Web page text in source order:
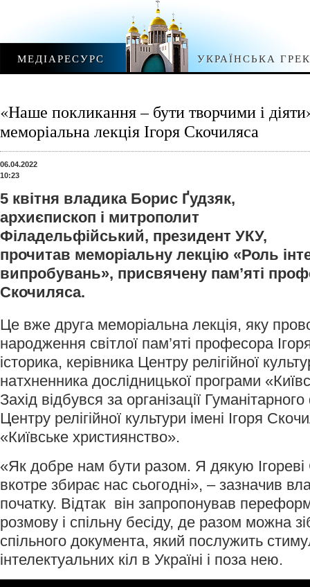
МЕДІАРЕСУРС УКРАЇНСЬКА
«Наше покликання – бути творчими і
меморіальна лекція Ігоря Скочиляса
06.04.2022
10:23
5 квітня владика Борис Ґудзяк,
архиєпископ і митрополит
Філадельфійський, президент УКУ,
прочитав меморіальну лекцію «Роль
випробувань», присвячену пам’яті
Скочиляса.
Це вже друга меморіальна лекція, яку
народження світлої пам’яті професора
історика, керівника Центру релігійної
натхненника дослідницької програми
Захід відбувся за організації
Центру релігійної культури імені Ігоря
«Київське християнство».
«Як добре нам бути разом. Я дякую
вкотре збирає нас сьогодні», – зазначив
початку. Відтак він запропонував
розмову і спільну бесіду, де разом можна
спільного документа, який послужить
інтелектуальних кіл в Україні і поза нею.